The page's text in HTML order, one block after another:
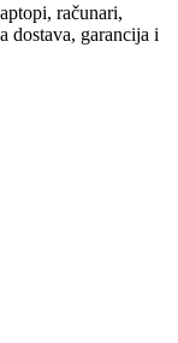
računari,
dostava, garancija i